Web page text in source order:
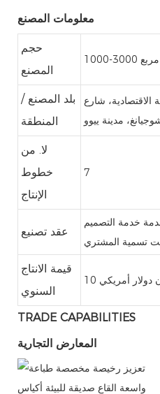
معلومات المصنع
حجم
المصنع
متر مربع
بلد المصنع /
المنطقة
الاقتصادية، شارع
مدينة ييوو
لا. من
خطوط
الإنتاج
7
عقد تصنيع
خدمة التصميم
تسمية المشتري
قيمة الانتاج
السنوي
TRADE CAPABILITIES
المعارض التجارية